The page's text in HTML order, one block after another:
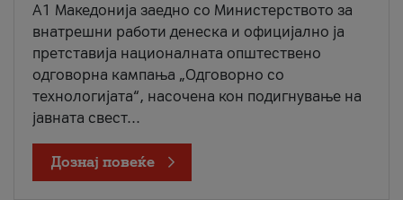
A1 Македонија заедно со Министерството за
внатрешни работи денеска и официјално ја
претставија националната општествено
одговорна кампања „Одговорно со
технологијата“, насочена кон подигнување на
јавната свест...
Дознај повеќе